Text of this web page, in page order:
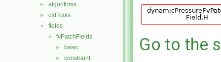
► algorithms
► cfdTools
▼ fields
▼ fvPatchFields
► basic
► constraint
Go to the